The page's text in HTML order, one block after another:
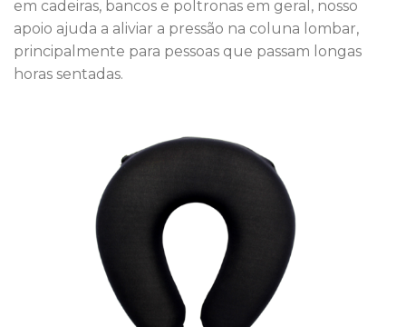
em cadeiras, bancos e poltronas em geral, nosso
apoio ajuda a aliviar a pressão na coluna lombar,
principalmente para pessoas que passam longas
horas sentadas.